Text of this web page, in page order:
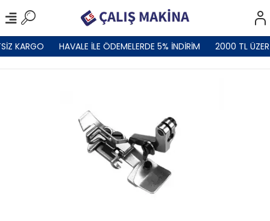
KARGO HAVALE İLE ÖDEMELERDE 5% İNDİRİM 2000 TL